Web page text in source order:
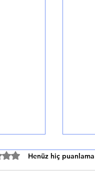
🦁
0 yıldız
Henüz hiç